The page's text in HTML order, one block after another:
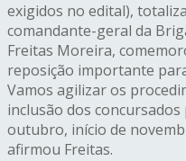
exigidos no edital),
comandante-geral da
Freitas Moreira,
reposição importante
Vamos agilizar os
inclusão dos
outubro, início de
afirmou Freitas.